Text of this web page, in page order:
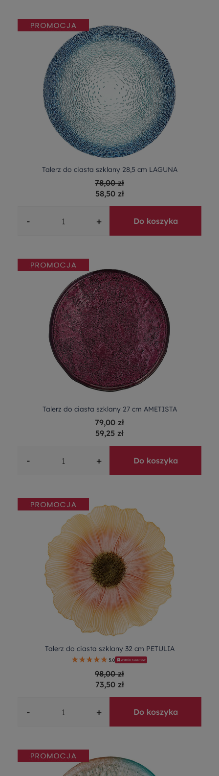
Talerz do ciasta szklany 28,5 cm LAGUNA
78,00 zł
58,50 zł
- + Do koszyka
Talerz do ciasta szklany 27 cm AMETISTA
79,00 zł
59,25 zł
- + Do koszyka
Talerz do ciasta szklany 32 cm PETULIA
5.0 WYBÓR KLIENTÓW
98,00 zł
73,50 zł
- + Do koszyka